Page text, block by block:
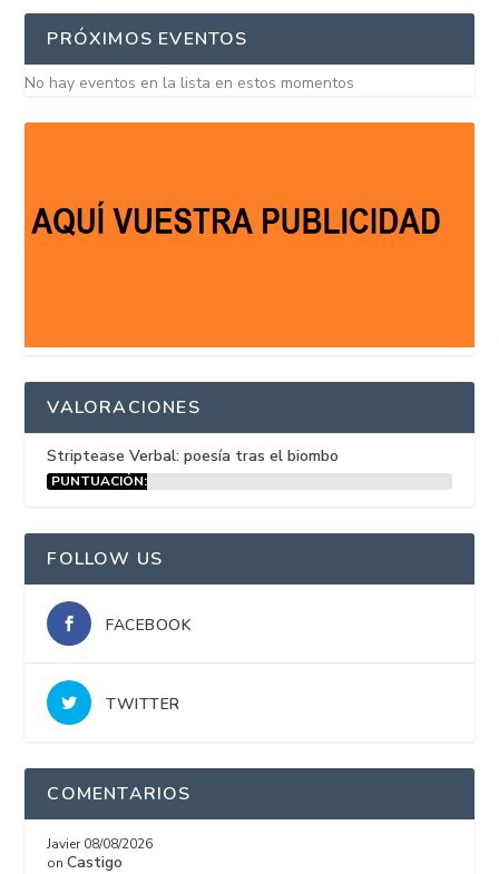
PRÓXIMOS EVENTOS
No hay eventos en la lista en estos momentos
VALORACIONES
Striptease Verbal: poesía tras el biombo
PUNTUACIÓN:
FOLLOW US
FACEBOOK
TWITTER
COMENTARIOS
Javier 08/08/2026
onCastigo